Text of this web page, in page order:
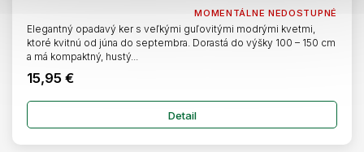
MOMENTÁLNE NEDOSTUPNÉ
15,95 €
Detail
Elegantný opadavý ker s veľkými guľovitými modrými kvetmi,
ktoré kvitnú od júna do septembra. Dorastá do výšky 100 – 150 cm
a má kompaktný, hustý...